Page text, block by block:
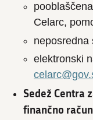
Celarc,
neposredna
elektronski
Sedež Centra
finančno